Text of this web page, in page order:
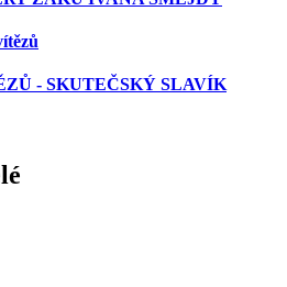
- SKUTEČSKÝ SLAVÍK